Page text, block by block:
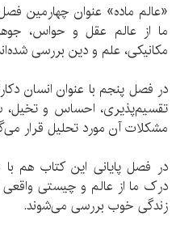
«عالم ماده»‌ عنوان چهارمین
ما از عالم عقل و حواس،‌
مکانیکی، ‌علم و دین بررسی
در فصل پنجم با عنوان انسان
تقسیم‌پذیری، ‌احساس و تخیل،
مشکلات آن مورد تحلیل قرار
در فصل پایانی این کتاب هم
درک ما از عالم و چیستی
‌زندگی خوب بررسی می‌شوند.